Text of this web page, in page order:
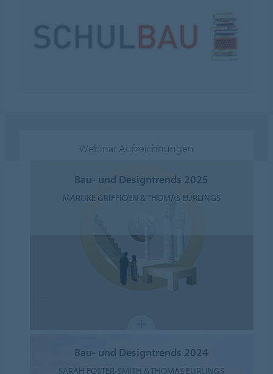
Webinar Aufzeichnungen
Bau- und Designtrends 2025
MARIJKE GRIFFIOEN & THOMAS EURLINGS
Bau- und Designtrends 2024
SARAH FOSTER-SMITH & THOMAS EURLINGS